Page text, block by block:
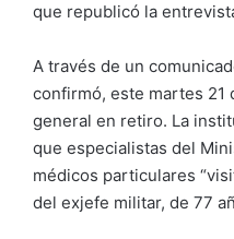
que republicó la
A través de un
confirmó, este martes 21
general en retiro. La
que especialistas del
médicos particulares
del exjefe militar, de 77